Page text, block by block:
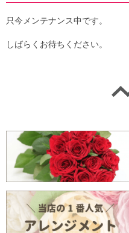
プリザーブドフラワー
多肉植物
ホームページ & Blog
お問い合わせ
ログイン
只今メンテナンス中です。
しばらくお待ちください。